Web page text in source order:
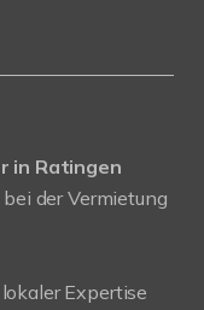
in Ratingen
der Vermietung
Expertise